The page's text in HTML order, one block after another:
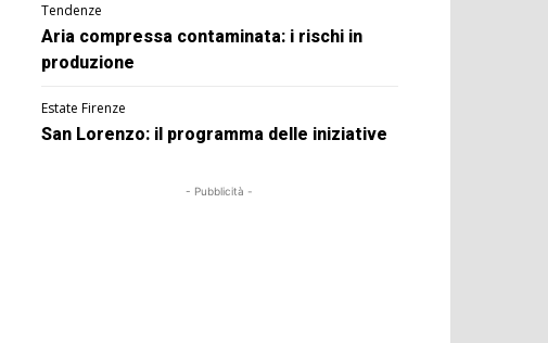
Tendenze
Aria compressa contaminata: i rischi in
produzione
Estate Firenze
San Lorenzo: il programma delle iniziative
- Pubblicità -